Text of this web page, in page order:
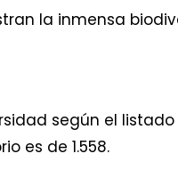
la inmensa
según el listado
es de 1.558.